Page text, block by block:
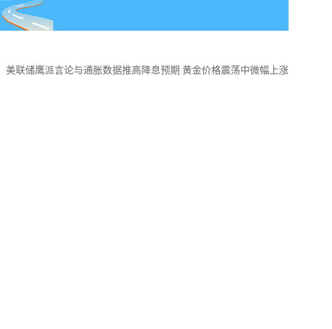
美联储鹰派言论与通胀数据推高降息预期 黄金价格震荡中微幅上涨